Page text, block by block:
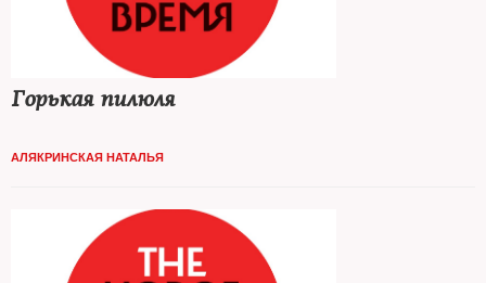
Горькая пилюля
АЛЯКРИНСКАЯ НАТАЛЬЯ